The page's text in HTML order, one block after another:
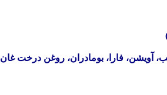
آویشن، فارا، بومادران، روغن درخت غان